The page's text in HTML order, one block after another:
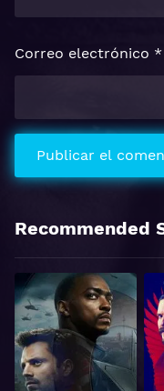
Correo electrónico *
Recommended